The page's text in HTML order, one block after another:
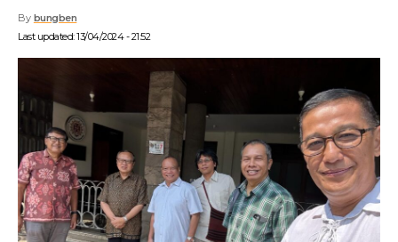
Last updated: 13/04/2024 - 21:52
By bungben